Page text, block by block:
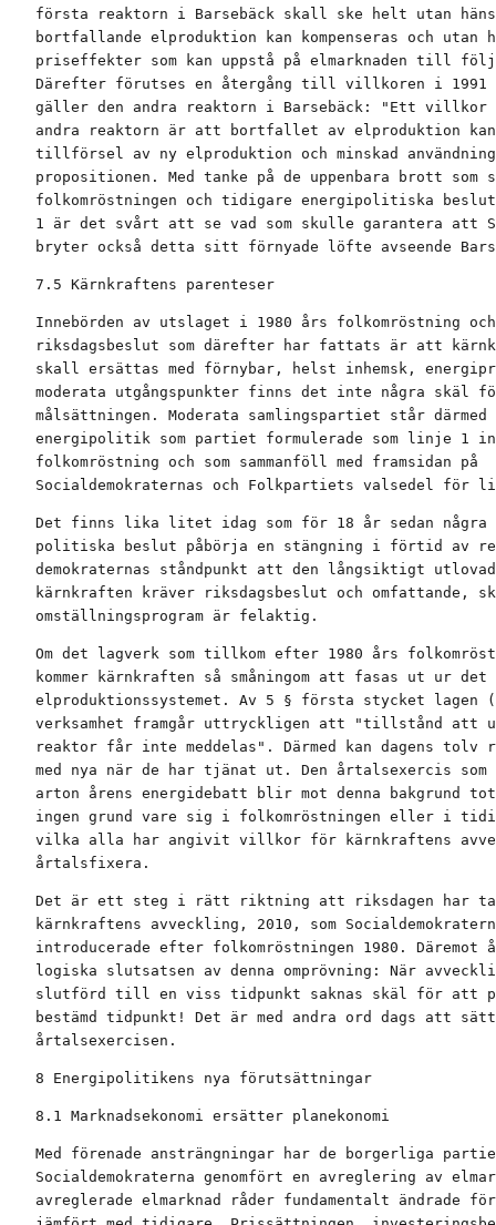
första reaktorn i Barsebäck skall ske helt utan
bortfallande elproduktion kan kompenseras och
priseffekter som kan uppstå på elmarknaden till
Därefter förutses en återgång till villkoren i 1991
gäller den andra reaktorn i Barsebäck: "Ett villkor
andra reaktorn är att bortfallet av elproduktion kan
tillförsel av ny elproduktion och minskad
propositionen. Med tanke på de uppenbara brott som
folkomröstningen och tidigare energipolitiska
1 är det svårt att se vad som skulle garantera att
bryter också detta sitt förnyade löfte avseende
7.5 Kärnkraftens parenteser
Innebörden av utslaget i 1980 års folkomröstning
riksdagsbeslut som därefter har fattats är att
skall ersättas med förnybar, helst inhemsk,
moderata utgångspunkter finns det inte några skäl
målsättningen. Moderata samlingspartiet står därmed
energipolitik som partiet formulerade som linje 1
folkomröstning och som sammanföll med framsidan på
Socialdemokraternas och Folkpartiets valsedel för
Det finns lika litet idag som för 18 år sedan
politiska beslut påbörja en stängning i förtid av
demokraternas ståndpunkt att den långsiktigt
kärnkraften kräver riksdagsbeslut och omfattande,
omställningsprogram är felaktig.
Om det lagverk som tillkom efter 1980 års
kommer kärnkraften så småningom att fasas ut ur det
elproduktionssystemet. Av 5 § första stycket lagen
verksamhet framgår uttryckligen att "tillstånd att
reaktor får inte meddelas". Därmed kan dagens
med nya när de har tjänat ut. Den årtalsexercis
arton årens energidebatt blir mot denna bakgrund
ingen grund vare sig i folkomröstningen eller i
vilka alla har angivit villkor för kärnkraftens
årtalsfixera.
Det är ett steg i rätt riktning att riksdagen har
kärnkraftens avveckling, 2010, som
introducerade efter folkomröstningen 1980.
logiska slutsatsen av denna omprövning: När
slutförd till en viss tidpunkt saknas skäl för att
bestämd tidpunkt! Det är med andra ord dags att
årtalsexercisen.
8 Energipolitikens nya förutsättningar
8.1 Marknadsekonomi ersätter planekonomi
Med förenade ansträngningar har de borgerliga
Socialdemokraterna genomfört en avreglering av
avreglerade elmarknad råder fundamentalt ändrade